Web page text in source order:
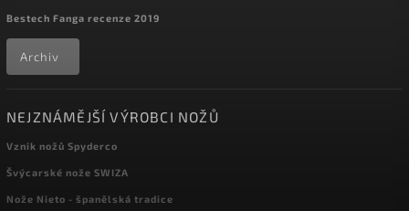
Bestech Fanga recenze 2019
Archiv
NEJZNÁMĚJŠÍ VÝROBCI NOŽŮ
Vznik nožů Spyderco
Švýcarské nože SWIZA
Nože Nieto - španělská tradice